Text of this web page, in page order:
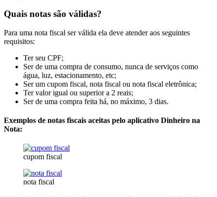
Quais notas são válidas?
Para uma nota fiscal ser válida ela deve atender aos seguintes
requisitos:
Ter seu CPF;
Ser de uma compra de consumo, nunca de serviços como
água, luz, estacionamento, etc;
Ser um cupom fiscal, nota fiscal ou nota fiscal eletrônica;
Ter valor igual ou superior a 2 reais;
Ser de uma compra feita há, no máximo, 3 dias.
Exemplos de notas fiscais aceitas pelo aplicativo Dinheiro na
Nota:
cupom fiscal
nota fiscal